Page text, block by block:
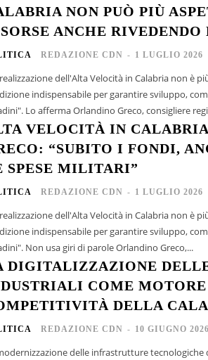
NON PUÒ PIÙ
ANCHE
REDAZIONE CDN - 1 LUGLIO 2026
dell'Alta Velocità in Calabria non è
indispensabile per garantire sviluppo,
cittadini". Lo afferma Orlandino Greco, consigliere
VELOCITÀ IN
“SUBITO I FONDI,
SPESE MILITARI”
REDAZIONE CDN - 1 LUGLIO 2026
dell'Alta Velocità in Calabria non è
indispensabile per garantire sviluppo,
Non usa giri di parole Orlandino Greco,...
DIGITALIZZAZIONE
COME
DELLA
REDAZIONE CDN - 10 GIUGNO 2026
delle infrastrutture